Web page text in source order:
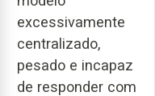
excessivamente
centralizado,
pesado e incapaz
de responder com